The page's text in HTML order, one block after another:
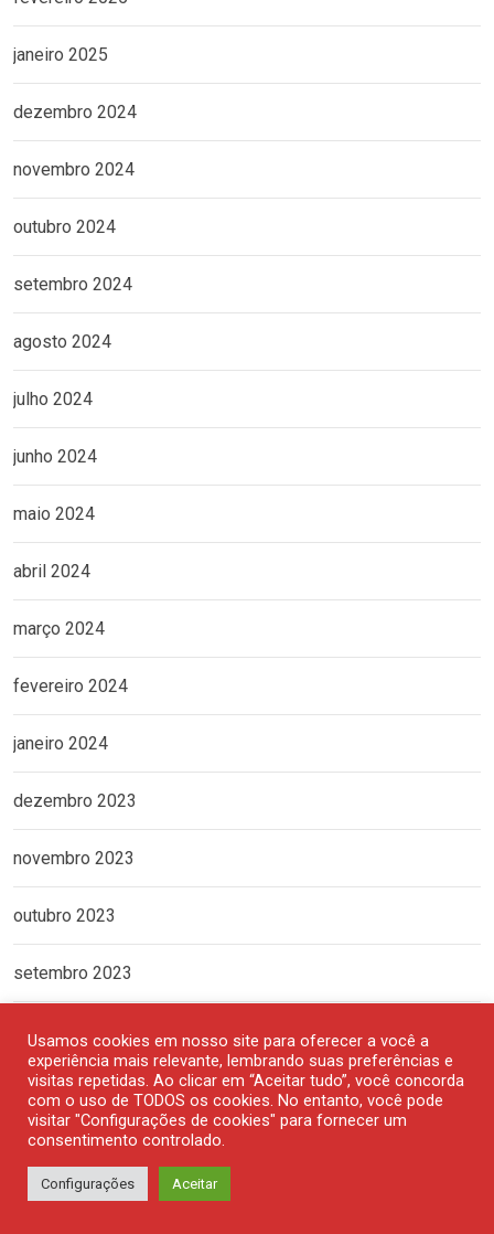
janeiro 2025
dezembro 2024
novembro 2024
outubro 2024
setembro 2024
agosto 2024
julho 2024
junho 2024
maio 2024
abril 2024
março 2024
fevereiro 2024
janeiro 2024
dezembro 2023
novembro 2023
outubro 2023
setembro 2023
agosto 2023
julho 2023
junho 2023
maio 2023
Usamos cookies em nosso site para oferecer a você a
experiência mais relevante, lembrando suas preferências e
visitas repetidas. Ao clicar em “Aceitar tudo”, você concorda
com o uso de TODOS os cookies. No entanto, você pode
visitar "Configurações de cookies" para fornecer um
consentimento controlado.
Configurações Aceitar